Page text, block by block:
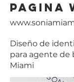
Pagina
Diseño de
para agente de
Miami